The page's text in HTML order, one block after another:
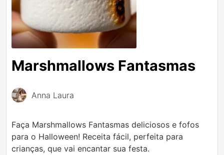
Marshmallows Fantasmas
Anna Laura
Faça Marshmallows Fantasmas deliciosos e fofos
para o Halloween! Receita fácil, perfeita para
crianças, que vai encantar sua festa.